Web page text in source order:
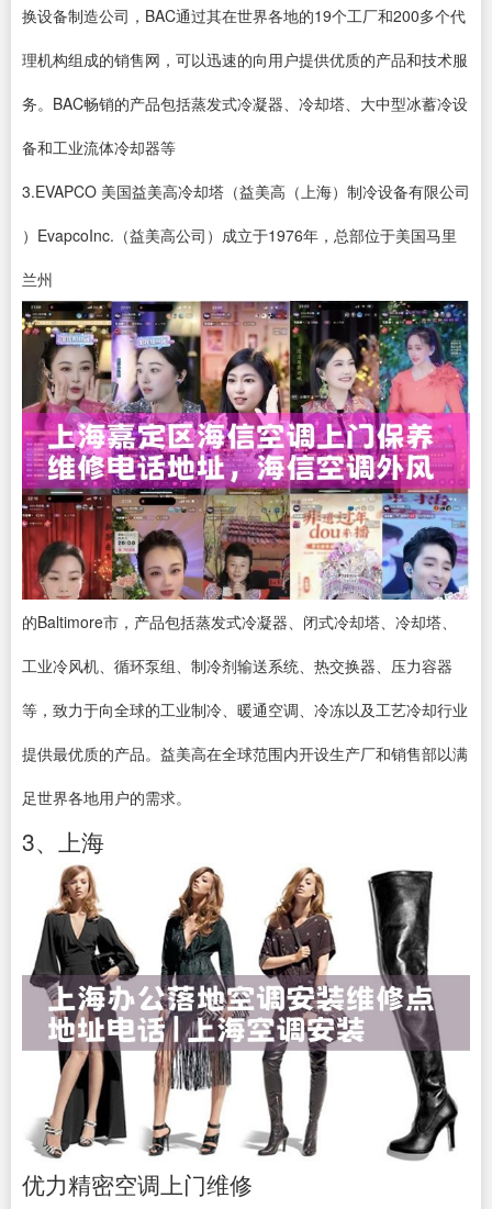
换设备制造公司，BAC通过其在世界各地的19个工厂和200多个代
理机构组成的销售网，可以迅速的向用户提供优质的产品和技术服
务。BAC畅销的产品包括蒸发式冷凝器、冷却塔、大中型冰蓄冷设
备和工业流体冷却器等
3.EVAPCO 美国益美高冷却塔（益美高（上海）制冷设备有限公司
）EvapcoInc.（益美高公司）成立于1976年，总部位于美国马里
兰州
的Baltimore市，产品包括蒸发式冷凝器、闭式冷却塔、冷却塔、
工业冷风机、循环泵组、制冷剂输送系统、热交换器、压力容器
等，致力于向全球的工业制冷、暖通空调、冷冻以及工艺冷却行业
提供最优质的产品。益美高在全球范围内开设生产厂和销售部以满
足世界各地用户的需求。
3、上海
优力精密空调上门维修